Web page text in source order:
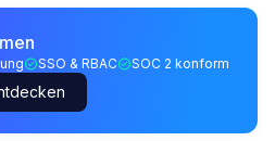
SSO & RBAC SOC 2 konform